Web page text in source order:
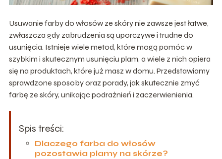
Usuwanie farby do włosów ze skóry nie zawsze jest łatwe,
zwłaszcza gdy zabrudzenia są uporczywe i trudne do
usunięcia. Istnieje wiele metod, które mogą pomóc w
szybkim i skutecznym usunięciu plam, a wiele z nich opiera
się na produktach, które już masz w domu. Przedstawiamy
sprawdzone sposoby oraz porady, jak skutecznie zmyć
farbę ze skóry, unikając podrażnień i zaczerwienienia.
Spis treści:
Dlaczego farba do włosów
pozostawia plamy na skórze?